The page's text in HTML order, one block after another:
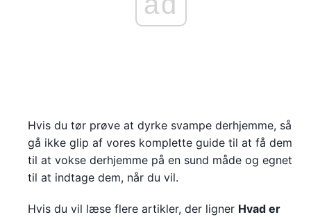
Hvis du tør prøve at dyrke svampe derhjemme, så
gå ikke glip af vores komplette guide til at få dem
til at vokse derhjemme på en sund måde og egnet
til at indtage dem, når du vil.
Hvis du vil læse flere artikler, der ligner Hvad er